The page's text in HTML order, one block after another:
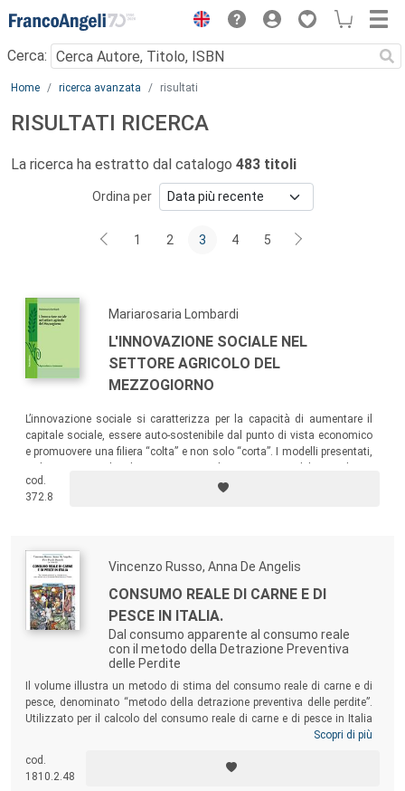
Menu
Cerca:
Main content
Home ricerca avanzata risultati
RISULTATI RICERCA
La ricerca ha estratto dal catalogo 483 titoli
Ordina per
1 2 3 4 5
Mariarosaria Lombardi
L'INNOVAZIONE SOCIALE NEL
SETTORE AGRICOLO DEL
MEZZOGIORNO
L’innovazione sociale si caratterizza per la capacità di aumentare il
capitale sociale, essere auto-sostenibile dal punto di vista economico
e promuovere una filiera “colta” e non solo “corta”. I modelli presentati,
rappresentano diverse
da cui cogliere suggerimenti per la
realizzazione concreta dell’innovazione sociale in agricoltura.
cod.
372.8
Vincenzo Russo, Anna De Angelis
CONSUMO REALE DI CARNE E DI
PESCE IN ITALIA.
Dal consumo apparente al consumo reale
con il metodo della Detrazione Preventiva
delle Perdite
Il volume illustra un metodo di stima del consumo reale di carne e di
pesce, denominato “metodo della detrazione preventiva delle perdite”.
Utilizzato per il calcolo del consumo reale di carne e di pesce in Italia
nel periodo 2010-2015, il metodo può rappresentare un esempio
essere utilizzato per impostare e valutare la dieta dei consumatori e
attuare realistici programmi di educazione alimentare e una corretta
Scopri di più
cod.
1810.2.48